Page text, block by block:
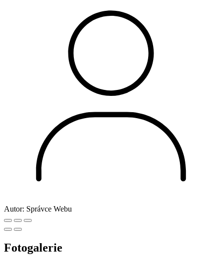
Autor: Správce Webu
Fotogalerie